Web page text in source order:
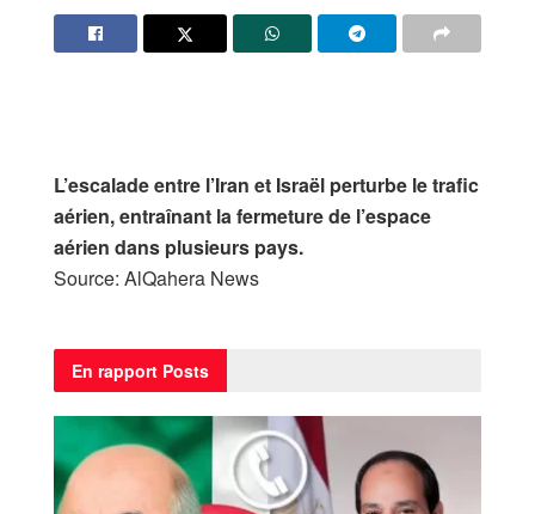
L’escalade entre l’Iran et Israël perturbe le trafic
aérien, entraînant la fermeture de l’espace
aérien dans plusieurs pays.
Source: AlQahera News
En rapport Posts